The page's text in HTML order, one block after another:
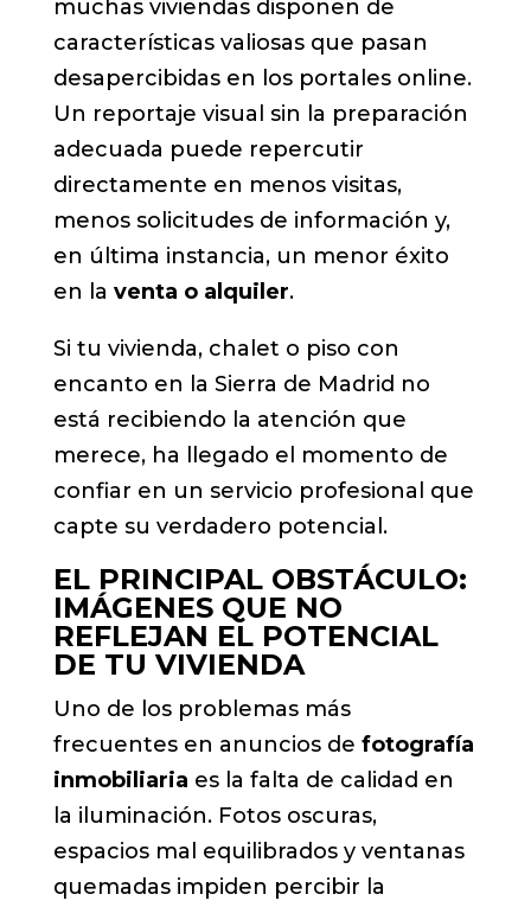
muchas viviendas disponen de
características valiosas que pasan
desapercibidas en los portales online.
Un reportaje visual sin la preparación
adecuada puede repercutir
directamente en menos visitas,
menos solicitudes de información y,
en última instancia, un menor éxito
en la venta o alquiler.
Si tu vivienda, chalet o piso con
encanto en la Sierra de Madrid no
está recibiendo la atención que
merece, ha llegado el momento de
confiar en un servicio profesional que
capte su verdadero potencial.
EL PRINCIPAL OBSTÁCULO:
IMÁGENES QUE NO
REFLEJAN EL POTENCIAL
DE TU VIVIENDA
Uno de los problemas más
frecuentes en anuncios de fotografía
inmobiliaria es la falta de calidad en
la iluminación. Fotos oscuras,
espacios mal equilibrados y ventanas
quemadas impiden percibir la